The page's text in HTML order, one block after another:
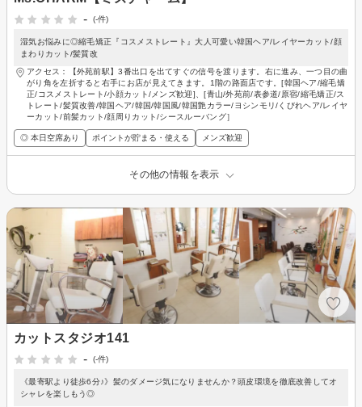
-
(-件)
湿気お悩みに◎縮毛矯正『コスメストレート』大人可愛い韓国ヘア/レイヤーカット/顔
まわりカット/髪質改
アクセス：【外苑前駅】3番出口を出てすぐの信号を渡ります。右に進み、一つ目の曲
がり角を左折すると右手にお店が見えてきます。1階の路面店です。[韓国ヘア/縮毛矯
正/コスメストレート/小顔カット/メンズ歓迎]、[青山/外苑前/表参道/原宿/縮毛矯正/ス
トレート/髪質改善/韓国ヘア/韓国/韓国風/韓国艶カラー/ヨシンモリ/くびれヘア/レイヤ
ーカット/前髪カット/顔周りカット/シースルーバング］
◎ 本日空席あり ポイントが貯まる・使える メンズ歓迎
その他の情報を表示
カットスタジオ141
-
(-件)
《最寄駅より徒歩6分♪》髪のダメージ気になりませんか？頭皮環境を徹底改善してオ
シャレを楽しもう◎